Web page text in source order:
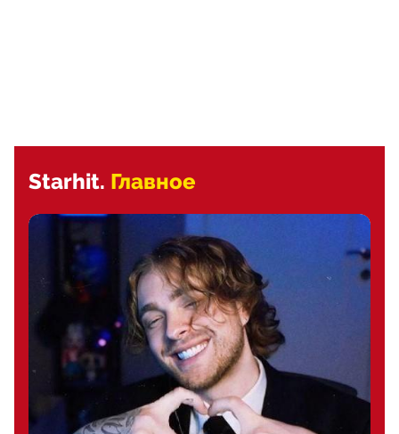
Starhit. Главное